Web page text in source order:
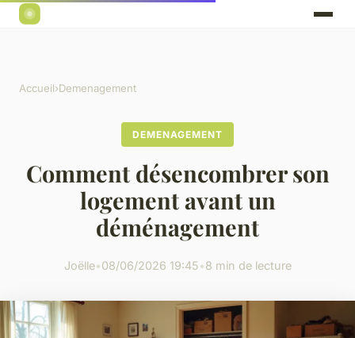
Accueil›Demenagement
DEMENAGEMENT
Comment désencombrer son
logement avant un
déménagement
Joëlle•08/06/2026 19:45•8 min de lecture